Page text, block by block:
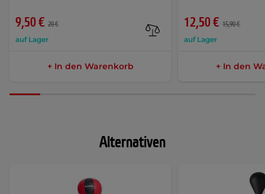
9,50 € 20 €
auf Lager
+ In den Warenkorb
12,50 € 15,90 €
auf Lager
+ In den
Alternativen